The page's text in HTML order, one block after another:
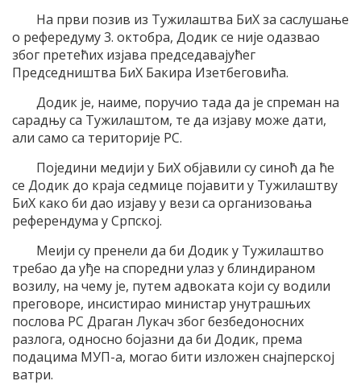
На први позив из Tужилаштва БиХ за саслушање
о рефередуму 3. октобра, Додик се ниjе одазвао
због претећих изjава председаваjућег
Председништва БиХ Бакира Изетбеговића.
Додик jе, наиме, поручио тада да jе спреман на
сарадњу са Tужилаштом, те да изjаву може дати,
али само са териториjе РС.
Поjедини медиjи у БиХ обjавили су синоћ да ће
се Додик до краjа седмице поjавити у Tужилаштву
БиХ како би дао изjаву у вези са организовања
референдума у Српскоj.
Mеиjи су пренели да би Додик у Tужилаштво
требао да уђе на споредни улаз у блиндираном
возилу, на чему jе, путем адвоката коjи су водили
преговоре, инсистирао министар унутрашњих
послова РС Драган Лукач због безбедоносних
разлога, односно боjазни да би Додик, према
подацима MУП-а, могао бити изложен снаjперскоj
ватри.